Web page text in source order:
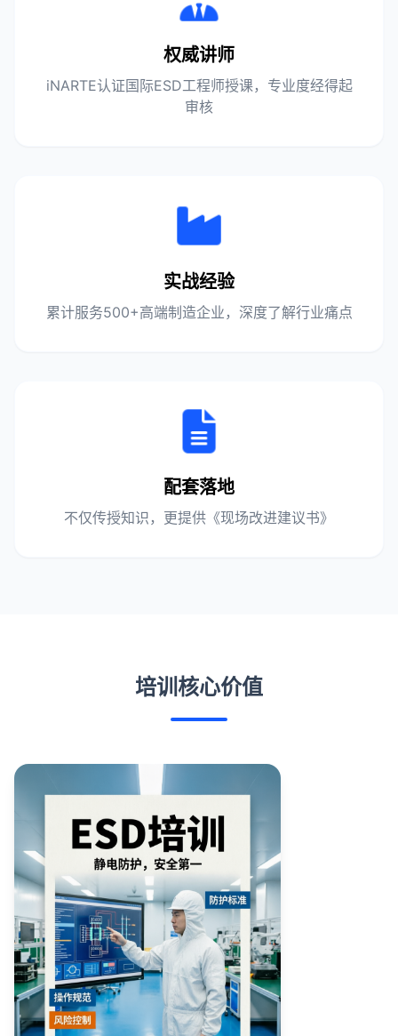
权威讲师
iNARTE认证国际ESD工程师授课，专业度经得起
审核
实战经验
累计服务500+高端制造企业，深度了解行业痛点
配套落地
不仅传授知识，更提供《现场改进建议书》
培训核心价值